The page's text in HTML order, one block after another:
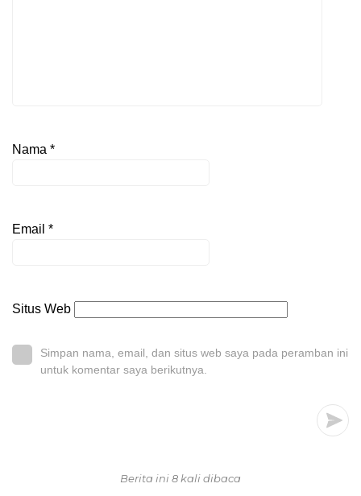
Nama *
Email *
Situs Web
Simpan nama, email, dan situs web saya pada peramban ini
untuk komentar saya berikutnya.
Berita ini 8 kali dibaca